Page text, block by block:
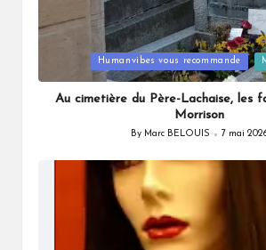
in
Humanvibes vous recommande
Au cimetière du Père-Lachaise, les
Morrison
Posted
By Marc BELOUIS 7 mai